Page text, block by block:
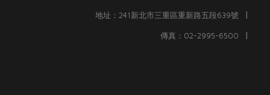
地址：241新北市三重區重新路五段639號 |
傳真：02-2995-6500 |